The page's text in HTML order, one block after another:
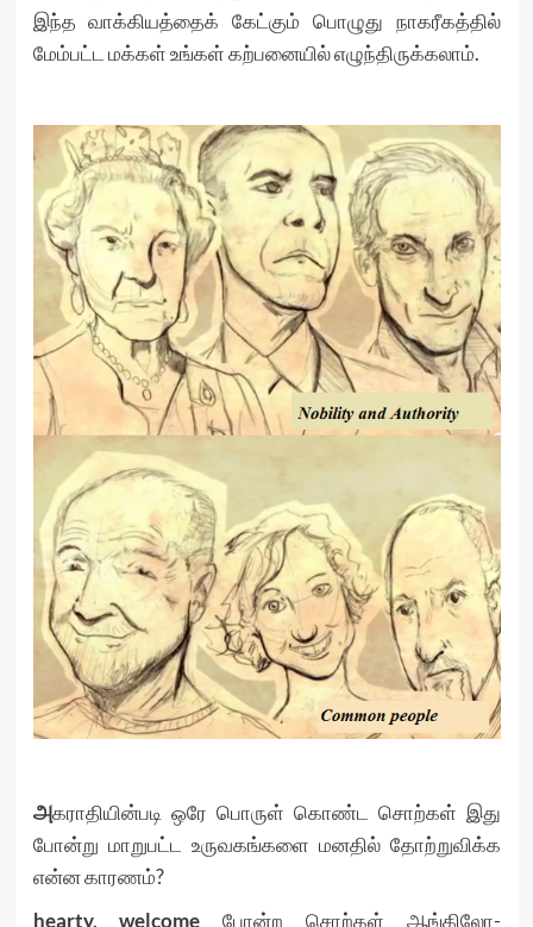
இந்த வாக்கியத்தைக் கேட்கும் பொழுது நாகரீகத்தில்
மேம்பட்ட மக்கள் உங்கள் கற்பனையில் எழுந்திருக்கலாம்.
அகராதியின்படி ஒரே பொருள் கொண்ட சொற்கள் இது
போன்று மாறுபட்ட உருவகங்களை மனதில் தோற்றுவிக்க
என்ன காரணம்?
hearty, welcome போன்ற சொற்கள் ஆங்கிலோ-